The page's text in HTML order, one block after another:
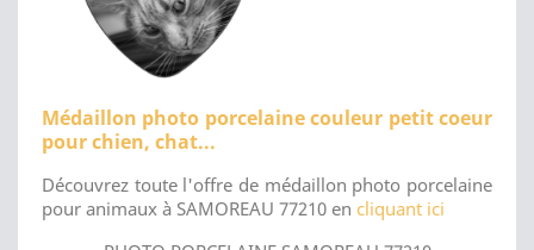
Médaillon photo porcelaine couleur petit coeur
pour chien, chat...
Découvrez toute l'offre de médaillon photo porcelaine
pour animaux à SAMOREAU 77210 en cliquant ici